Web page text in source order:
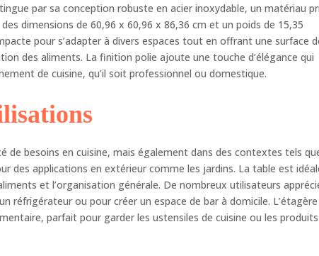
avant et arrière lisses assurent la sécurité du lieu de travail
utilisation : notre table de préparation en acier inoxydable peut
largement utilisée dans les cuisines, les hôtels, les hôpitaux, les
les jardins ou tout autre endroit. Un incontournable pour vous
restaurer des outils de réparation ou tout ce dont vous
par sa conception robuste en acier inoxydable, un matériau
dimensions de 60,96 x 60,96 x 86,36 cm et un poids de 15,35
pour s’adapter à divers espaces tout en offrant une surface
des aliments. La finition polie ajoute une touche d’élégance qui
de cuisine, qu’il soit professionnel ou domestique.
de besoins en cuisine, mais également dans des contextes tels
des applications en extérieur comme les jardins. La table est
et l’organisation générale. De nombreux utilisateurs
réfrigérateur ou pour créer un espace de bar à domicile. L’étagère
parfait pour garder les ustensiles de cuisine ou les